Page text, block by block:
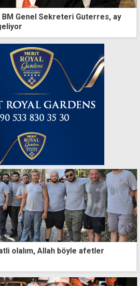
BM Genel Sekreteri Guterres, ay
olalım, Allah böyle afetler